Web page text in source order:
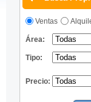
Ventas
Área:
Tipo:
Precio: